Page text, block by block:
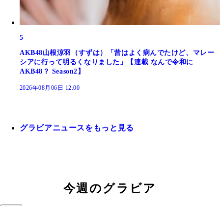
5
AKB48山根涼羽（すずは）「昔はよく病んでたけど、マレー
シアに行って明るくなりました」【連載 なんで令和に
AKB48？ Season2】
2026年08月06日 12:00
グラビアニュースをもっと見る
今週のグラビア